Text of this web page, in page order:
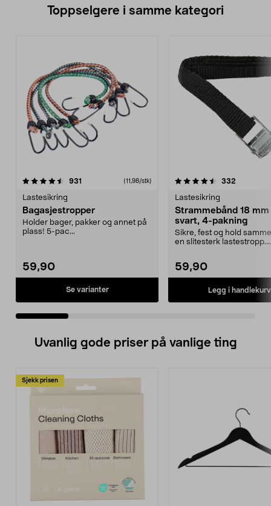
Toppselgere i samme kategori
931 (11,98/stk)
Lastesikring
Bagasjestropper
Holder bager, pakker og annet på
plass! 5-pac...
59,90
Se varianter
4.5 av 5 stjerner 332
Lastesikring
Strammebånd 18
svart, 4-pakning
Sikre, fest og hold
en slitesterk lastestropp.
59,90
Legg i handlekurv
4.5 av 5 stjerner
Uvanlig gode priser på vanlige ting
Sjekk prisen